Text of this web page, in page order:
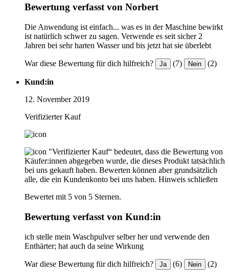
Bewertung verfasst von Norbert
Die Anwendung ist einfach... was es in der Maschine bewirkt
ist natürlich schwer zu sagen. Verwende es seit sicher 2
Jahren bei sehr harten Wasser und bis jetzt hat sie überlebt
War diese Bewertung für dich hilfreich? Ja (7) Nein (2)
Kund:in
12. November 2019
Verifizierter Kauf
"Verifizierter Kauf“ bedeutet, dass die Bewertung von
Käufer:innen abgegeben wurde, die dieses Produkt tatsächlich
bei uns gekauft haben. Bewerten können aber grundsätzlich
alle, die ein Kundenkonto bei uns haben. Hinweis schließen
Bewertet mit 5 von 5 Sternen.
Bewertung verfasst von Kund:in
ich stelle mein Waschpulver selber her und verwende den
Enthärter; hat auch da seine Wirkung
War diese Bewertung für dich hilfreich? Ja (6) Nein (2)